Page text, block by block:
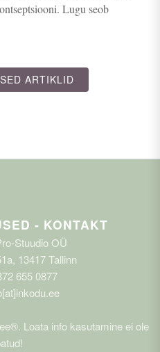
Lugu seob
ARTIKLID
- KONTAKT
Stuudio OÜ
13417 Tallinn
655 0877
Loata info kasutamine ei ole